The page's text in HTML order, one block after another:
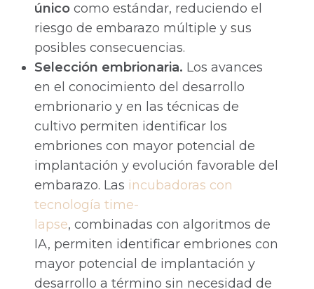
único como estándar, reduciendo el
riesgo de embarazo múltiple y sus
posibles consecuencias.
Selección embrionaria. Los avances
en el conocimiento del desarrollo
embrionario y en las técnicas de
cultivo permiten identificar los
embriones con mayor potencial de
implantación y evolución favorable del
embarazo. Las incubadoras con
tecnología time-
lapse, combinadas con algoritmos de
IA, permiten identificar embriones con
mayor potencial de implantación y
desarrollo a término sin necesidad de